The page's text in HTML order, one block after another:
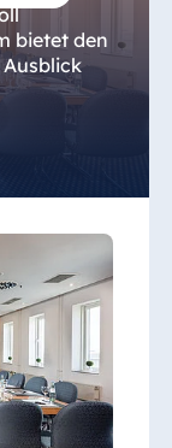
bietet den
während